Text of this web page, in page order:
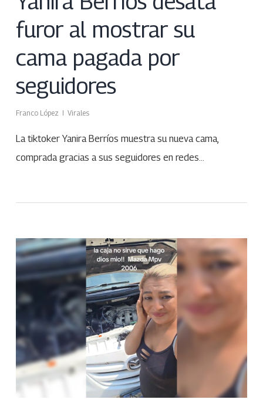
furor al mostrar su
cama pagada por
seguidores
Franco López Virales
La tiktoker Yanira Berríos muestra su nueva cama,
comprada gracias a sus seguidores en redes…